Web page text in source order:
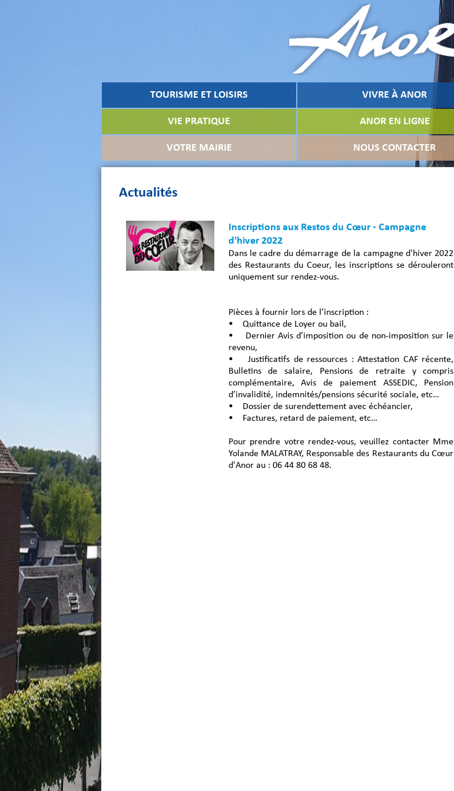
TOURISME ET LOISIRS VIVRE À ANOR
VIE PRATIQUE ANOR EN LIGNE
VOTRE MAIRIE NOUS CONTACTER
Actualités
Inscriptions aux Restos du Cœur - Campagne
d'hiver 2022
Dans le cadre du démarrage de la campagne d'hiver 2022
des Restaurants du Coeur, les inscriptions se dérouleront
uniquement sur rendez-vous.
Pièces à fournir lors de l’inscription :
• Quittance de Loyer ou bail,
• Dernier Avis d’imposition ou de non-imposition sur le
revenu,
• Justificatifs de ressources : Attestation CAF récente,
Bulletins de salaire, Pensions de retraite y compris
complémentaire, Avis de paiement ASSEDIC, Pension
d’invalidité, indemnités/pensions sécurité sociale, etc…
• Dossier de surendettement avec échéancier,
• Factures, retard de paiement, etc…
Pour prendre votre rendez-vous, veuillez contacter Mme
Yolande MALATRAY, Responsable des Restaurants du Cœur
d'Anor au : 06 44 80 68 48.